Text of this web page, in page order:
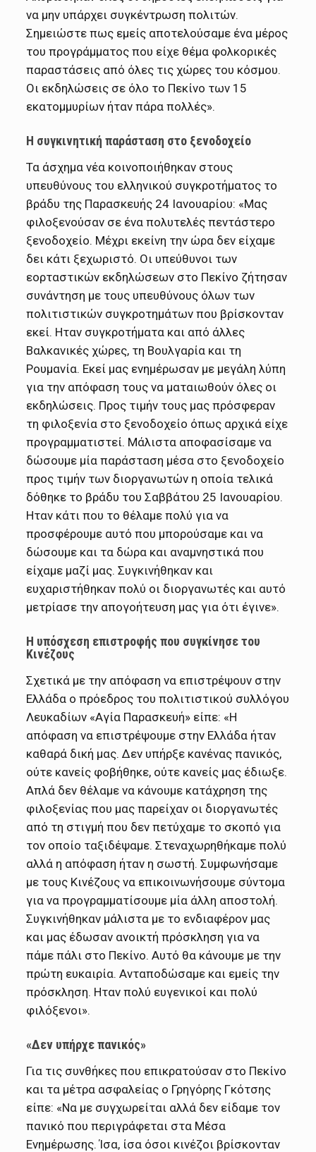
να μην υπάρχει συγκέντρωση πολιτών.
Σημειώστε πως εμείς αποτελούσαμε ένα μέρος
του προγράμματος που είχε θέμα φολκορικές
παραστάσεις από όλες τις χώρες του κόσμου.
Οι εκδηλώσεις σε όλο το Πεκίνο των 15
εκατομμυρίων ήταν πάρα πολλές».
Η συγκινητική παράσταση στο ξενοδοχείο
Τα άσχημα νέα κοινοποιήθηκαν στους
υπευθύνους του ελληνικού συγκροτήματος το
βράδυ της Παρασκευής 24 Ιανουαρίου: «Μας
φιλοξενούσαν σε ένα πολυτελές πεντάστερο
ξενοδοχείο. Μέχρι εκείνη την ώρα δεν είχαμε
δει κάτι ξεχωριστό. Οι υπεύθυνοι των
εορταστικών εκδηλώσεων στο Πεκίνο ζήτησαν
συνάντηση με τους υπευθύνους όλων των
πολιτιστικών συγκροτημάτων που βρίσκονταν
εκεί. Ηταν συγκροτήματα και από άλλες
Βαλκανικές χώρες, τη Βουλγαρία και τη
Ρουμανία. Εκεί μας ενημέρωσαν με μεγάλη λύπη
για την απόφαση τους να ματαιωθούν όλες οι
εκδηλώσεις. Προς τιμήν τους μας πρόσφεραν
τη φιλοξενία στο ξενοδοχείο όπως αρχικά είχε
προγραμματιστεί. Μάλιστα αποφασίσαμε να
δώσουμε μία παράσταση μέσα στο ξενοδοχείο
προς τιμήν των διοργανωτών η οποία τελικά
δόθηκε το βράδυ του Σαββάτου 25 Ιανουαρίου.
Ηταν κάτι που το θέλαμε πολύ για να
προσφέρουμε αυτό που μπορούσαμε και να
δώσουμε και τα δώρα και αναμνηστικά που
είχαμε μαζί μας. Συγκινήθηκαν και
ευχαριστήθηκαν πολύ οι διοργανωτές και αυτό
μετρίασε την απογοήτευση μας για ότι έγινε».
Η υπόσχεση επιστροφής που συγκίνησε του
Κινέζους
Σχετικά με την απόφαση να επιστρέψουν στην
Ελλάδα ο πρόεδρος του πολιτιστικού συλλόγου
Λευκαδίων «Αγία Παρασκευή» είπε: «Η
απόφαση να επιστρέψουμε στην Ελλάδα ήταν
καθαρά δική μας. Δεν υπήρξε κανένας πανικός,
ούτε κανείς φοβήθηκε, ούτε κανείς μας έδιωξε.
Απλά δεν θέλαμε να κάνουμε κατάχρηση της
φιλοξενίας που μας παρείχαν οι διοργανωτές
από τη στιγμή που δεν πετύχαμε το σκοπό για
τον οποίο ταξιδέψαμε. Στεναχωρηθήκαμε πολύ
αλλά η απόφαση ήταν η σωστή. Συμφωνήσαμε
με τους Κινέζους να επικοινωνήσουμε σύντομα
για να προγραμματίσουμε μία άλλη αποστολή.
Συγκινήθηκαν μάλιστα με το ενδιαφέρον μας
και μας έδωσαν ανοικτή πρόσκληση για να
πάμε πάλι στο Πεκίνο. Αυτό θα κάνουμε με την
πρώτη ευκαιρία. Ανταποδώσαμε και εμείς την
πρόσκληση. Ηταν πολύ ευγενικοί και πολύ
φιλόξενοι».
«Δεν υπήρχε πανικός»
Για τις συνθήκες που επικρατούσαν στο Πεκίνο
και τα μέτρα ασφαλείας ο Γρηγόρης Γκότσης
είπε: «Να με συγχωρείται αλλά δεν είδαμε τον
πανικό που περιγράφεται στα Μέσα
Ενημέρωσης. Ίσα, ίσα όσοι κινέζοι βρίσκονταν